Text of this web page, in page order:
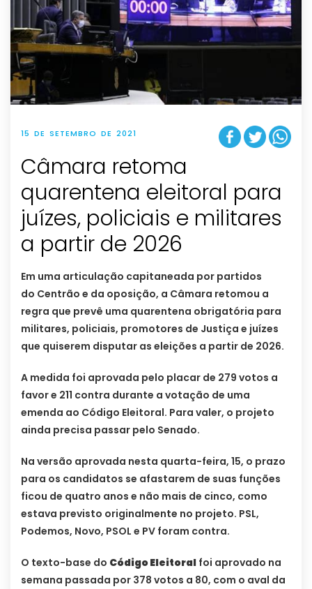
15 DE SETEMBRO DE 2021
Câmara retoma
quarentena eleitoral para
juízes, policiais e militares
a partir de 2026
Em uma articulação capitaneada por partidos
do Centrão e da oposição, a Câmara retomou a
regra que prevê uma quarentena obrigatória para
militares, policiais, promotores de Justiça e juízes
que quiserem disputar as eleições a partir de 2026.
A medida foi aprovada pelo placar de 279 votos a
favor e 211 contra durante a votação de uma
emenda ao Código Eleitoral. Para valer, o projeto
ainda precisa passar pelo Senado.
Na versão aprovada nesta quarta-feira, 15, o prazo
para os candidatos se afastarem de suas funções
ficou de quatro anos e não mais de cinco, como
estava previsto originalmente no projeto. PSL,
Podemos, Novo, PSOL e PV foram contra.
O texto-base do Código Eleitoral foi aprovado na
semana passada por 378 votos a 80, com o aval da